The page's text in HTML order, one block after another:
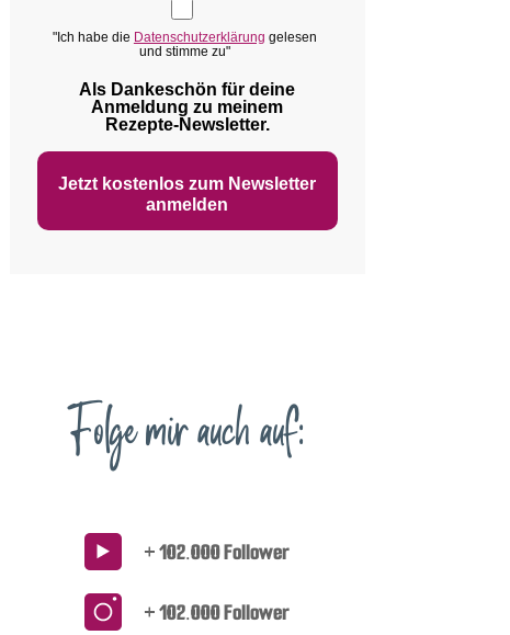
"Ich habe die Datenschutzerklärung gelesen
und stimme zu"
Als Dankeschön für deine
Anmeldung zu meinem
Rezepte‑Newsletter.
Jetzt kostenlos zum Newsletter
anmelden
Folge mir auch auf:
+ 102.000 Follower
+ 102.000 Follower